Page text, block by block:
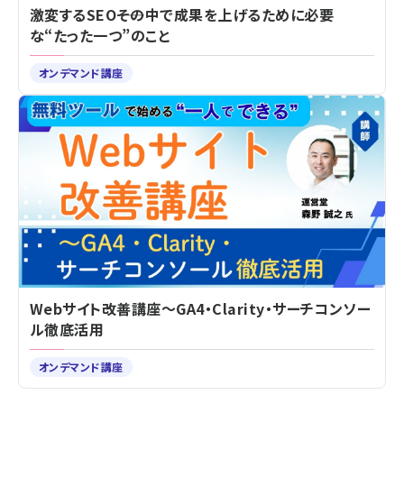
激変するSEO――その中で成果を上げるために必要
な“たった一つ”のこと
オンデマンド講座
Webサイト改善講座～GA4・Clarity・サーチコンソー
ル徹底活用
オンデマンド講座